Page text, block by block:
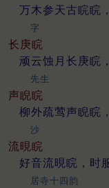
万木参天古睆睆
字
长庚睆
顽云蚀月长庚睆
先生
声睨睆
柳外疏莺声睨睆
沙
流晛睆
好音流晛睆，时
居寺十四韵